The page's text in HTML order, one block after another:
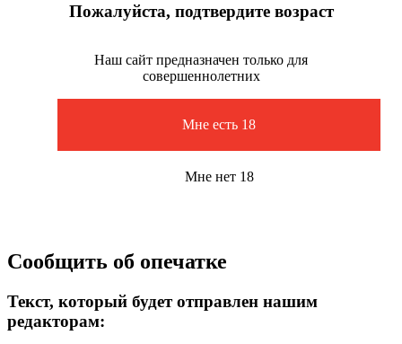
Пожалуйста, подтвердите возраст
Наш сайт предназначен только для
совершеннолетних
Мне есть 18
Мне нет 18
Сообщить об опечатке
Текст, который будет отправлен нашим
редакторам: